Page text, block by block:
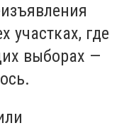
участках, где
выборах —